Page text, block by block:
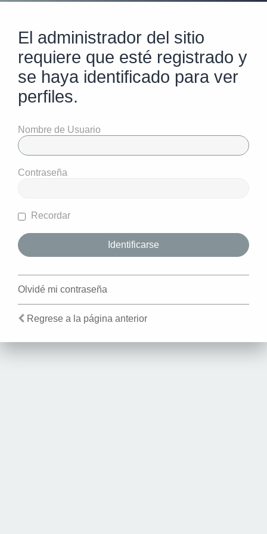
El administrador del sitio
requiere que esté registrado y
se haya identificado para ver
perfiles.
Nombre de Usuario
Contraseña
Recordar
Olvidé mi contraseña
Regrese a la página anterior